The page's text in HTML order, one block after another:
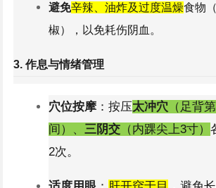
避免辛辣、油炸及过度温燥食物
椒），以免耗伤阴血。
3. 作息与情绪管理
早睡养肝血
：夜间11点前入睡，
（23:00-1:00）正常修复。
舒缓情绪
虚。可通过
冥想、散步、八段锦
穴位按摩 ：按压太冲穴 （足背
间）、三阴交 （内踝尖上3寸）
2次。